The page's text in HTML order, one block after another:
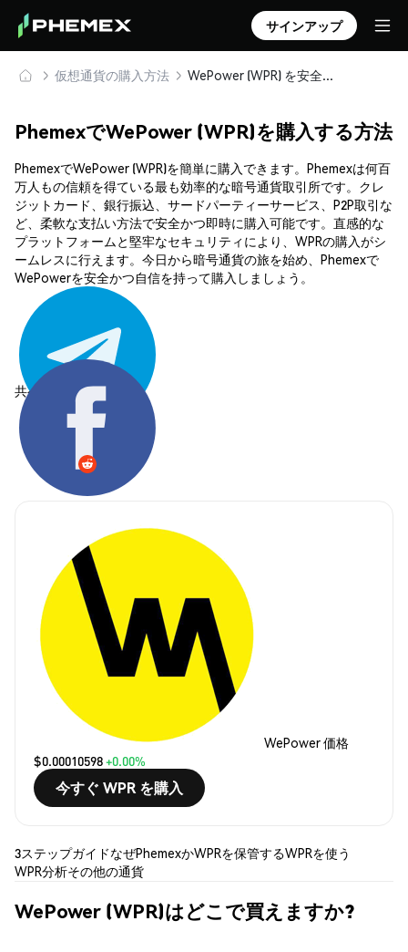
サインアップ
仮想通貨の購入方法 WePower (WPR) を安全に購入・保管
PhemexでWePower (WPR)を購入する方法
PhemexでWePower (WPR)を簡単に購入できます。Phemexは何百
万人もの信頼を得ている最も効率的な暗号通貨取引所です。クレ
ジットカード、銀行振込、サードパーティーサービス、P2P取引な
ど、柔軟な支払い方法で安全かつ即時に購入可能です。直感的な
プラットフォームと堅牢なセキュリティにより、WPRの購入がシ
ームレスに行えます。今日から暗号通貨の旅を始め、Phemexで
WePowerを安全かつ自信を持って購入しましょう。
共有する:
WePower 価格
$0.00010598+0.00%
今すぐ WPR を購入
3ステップガイドなぜPhemexかWPRを保管するWPRを使う
WPR分析その他の通貨
WePower (WPR)はどこで買えますか?